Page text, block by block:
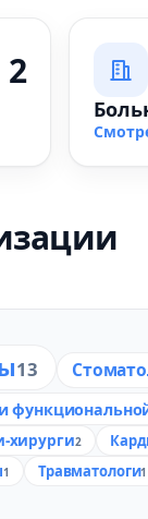
2
13
хирурги2
1 Травматологи1